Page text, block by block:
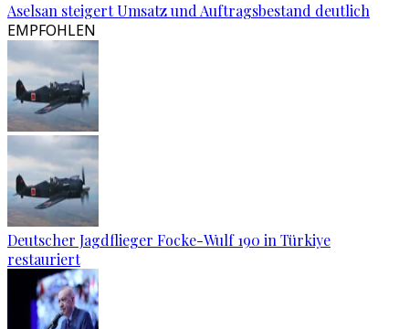
Aselsan steigert Umsatz und Auftragsbestand deutlich
EMPFOHLEN
Deutscher Jagdflieger Focke-Wulf 190 in Türkiye
restauriert